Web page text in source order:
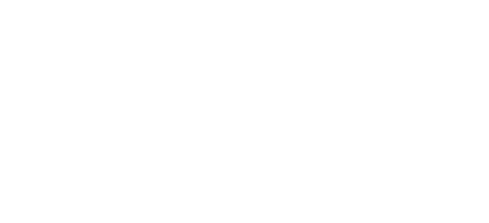
vlhkého prostředí.
odděluje pouze středová cestička, se pěstují saláty,
prostředí svědčí rozmanitým škůdcům. Jednou za